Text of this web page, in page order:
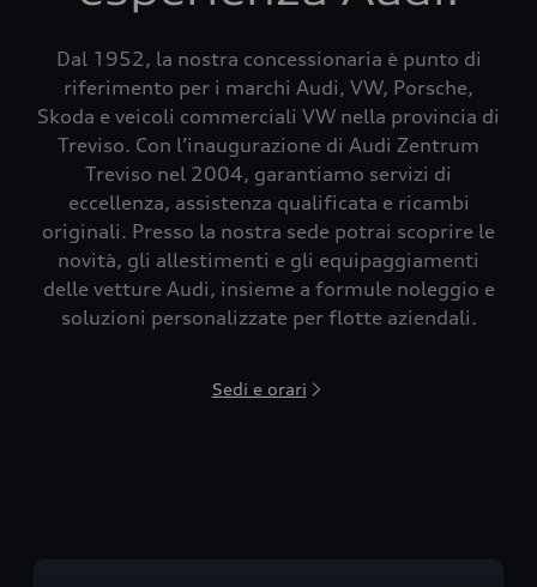
Dal 1952, la nostra concessionaria è punto di
riferimento per i marchi Audi, VW, Porsche,
Skoda e veicoli commerciali VW nella provincia di
Treviso. Con l’inaugurazione di Audi Zentrum
Treviso nel 2004, garantiamo servizi di
eccellenza, assistenza qualificata e ricambi
originali. Presso la nostra sede potrai scoprire le
novità, gli allestimenti e gli equipaggiamenti
delle vetture Audi, insieme a formule noleggio e
soluzioni personalizzate per flotte aziendali.
Sedi e orari